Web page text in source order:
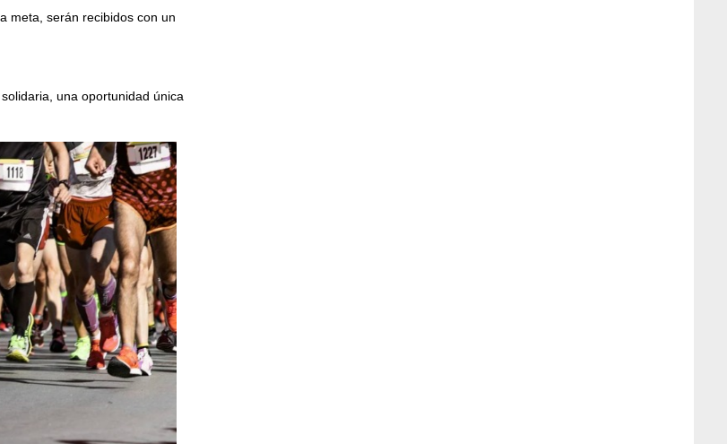
meta, serán recibidos con un
una oportunidad única